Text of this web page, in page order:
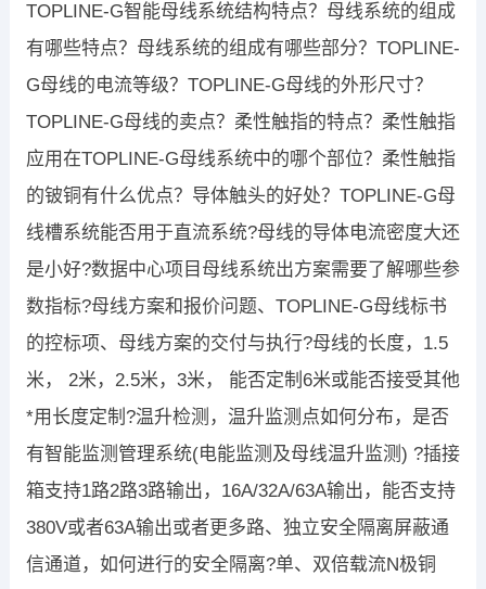
TOPLINE-G智能母线系统结构特点？母线系统的组成
有哪些特点？母线系统的组成有哪些部分？TOPLINE-
G母线的电流等级？TOPLINE-G母线的外形尺寸？
TOPLINE-G母线的卖点？柔性触指的特点？柔性触指
应用在TOPLINE-G母线系统中的哪个部位？柔性触指
的铍铜有什么优点？导体触头的好处？TOPLINE-G母
线槽系统能否用于直流系统?母线的导体电流密度大还
是小好?数据中心项目母线系统出方案需要了解哪些参
数指标?母线方案和报价问题、TOPLINE-G母线标书
的控标项、母线方案的交付与执行?母线的长度，1.5
米， 2米，2.5米，3米， 能否定制6米或能否接受其他
*用长度定制?温升检测，温升监测点如何分布，是否
有智能监测管理系统(电能监测及母线温升监测) ?插接
箱支持1路2路3路输出，16A/32A/63A输出，能否支持
380V或者63A输出或者更多路、独立安全隔离屏蔽通
信通道，如何进行的安全隔离?单、双倍载流N极铜